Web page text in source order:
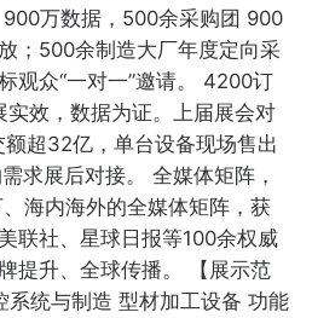
900万数据，500余采购团 900
；500余制造大厂年度定向采
观众“一对一”邀请。 4200订
效，数据为证。上届展会对
超32亿，单台设备现场售出
求展后对接。 全媒体矩阵，
海内海外的全媒体矩阵，获
联社、星球日报等100余权威
提升、全球传播。 【展示范
系统与制造 型材加工设备 功能